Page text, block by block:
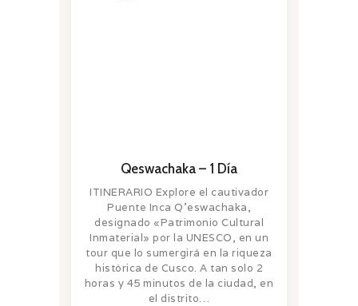
Qeswachaka – 1 Día
ITINERARIO Explore el cautivador
Puente Inca Q’eswachaka,
designado «Patrimonio Cultural
Inmaterial» por la UNESCO, en un
tour que lo sumergirá en la riqueza
histórica de Cusco. A tan solo 2
horas y 45 minutos de la ciudad, en
el distrito…